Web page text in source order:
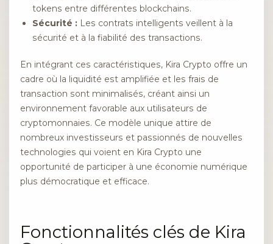
tokens entre différentes blockchains.
Sécurité : Les contrats intelligents veillent à la
sécurité et à la fiabilité des transactions.
En intégrant ces caractéristiques, Kira Crypto offre un
cadre où la liquidité est amplifiée et les frais de
transaction sont minimalisés, créant ainsi un
environnement favorable aux utilisateurs de
cryptomonnaies. Ce modèle unique attire de
nombreux investisseurs et passionnés de nouvelles
technologies qui voient en Kira Crypto une
opportunité de participer à une économie numérique
plus démocratique et efficace.
Fonctionnalités clés de Kira